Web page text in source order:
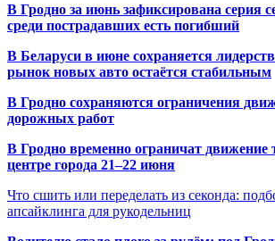
В Гродно за июнь зафиксирована серия
среди пострадавших есть погибший
В Беларуси в июне сохраняется
рынок новых авто остаётся стабильным
В Гродно сохраняются ограничения
дорожных работ
В Гродно временно ограничат движение
центре города 21–22 июня
Что сшить или переделать из секонда:
апсайклинга для рукодельниц